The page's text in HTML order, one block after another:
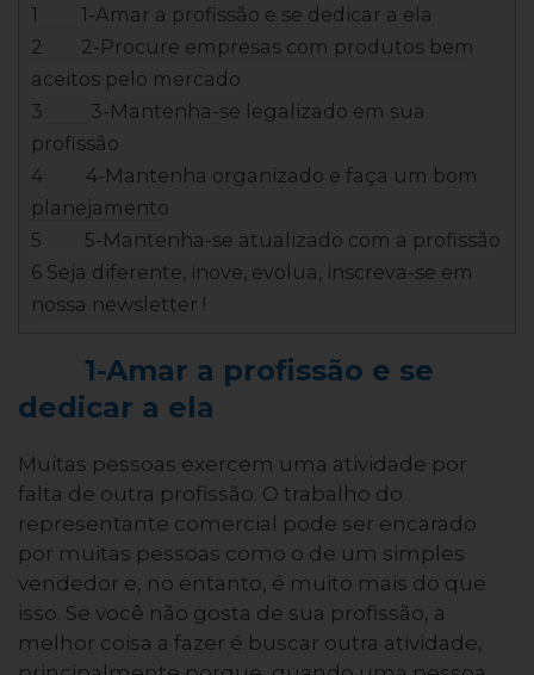
1 1-Amar a profissão e se dedicar a ela
2 2-Procure empresas com produtos bem
aceitos pelo mercado
3 3-Mantenha-se legalizado em sua
profissão
4 4-Mantenha organizado e faça um bom
planejamento
5 5-Mantenha-se atualizado com a profissão
6 Seja diferente, inove, evolua, inscreva-se em
nossa newsletter !
1-Amar a profissão e se
dedicar a ela
Muitas pessoas exercem uma atividade por
falta de outra profissão. O trabalho do
representante comercial pode ser encarado
por muitas pessoas como o de um simples
vendedor e, no entanto, é muito mais do que
isso. Se você não gosta de sua profissão, a
melhor coisa a fazer é buscar outra atividade,